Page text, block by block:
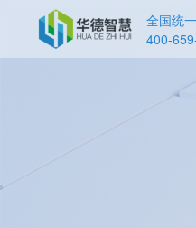
全国统
400-